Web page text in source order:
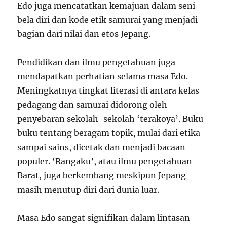
Edo juga mencatatkan kemajuan dalam seni
bela diri dan kode etik samurai yang menjadi
bagian dari nilai dan etos Jepang.
Pendidikan dan ilmu pengetahuan juga
mendapatkan perhatian selama masa Edo.
Meningkatnya tingkat literasi di antara kelas
pedagang dan samurai didorong oleh
penyebaran sekolah-sekolah ‘terakoya’. Buku-
buku tentang beragam topik, mulai dari etika
sampai sains, dicetak dan menjadi bacaan
populer. ‘Rangaku’, atau ilmu pengetahuan
Barat, juga berkembang meskipun Jepang
masih menutup diri dari dunia luar.
Masa Edo sangat signifikan dalam lintasan